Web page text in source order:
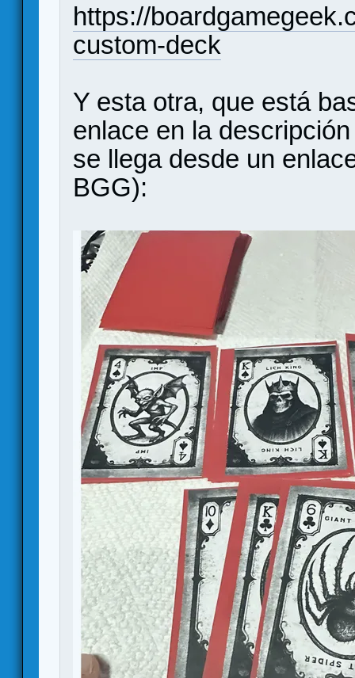
https://
custom-deck
Y esta otra, que está
enlace en la
se llega desde un
BGG):